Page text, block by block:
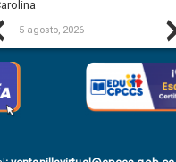
Previous
5 agosto, 2026